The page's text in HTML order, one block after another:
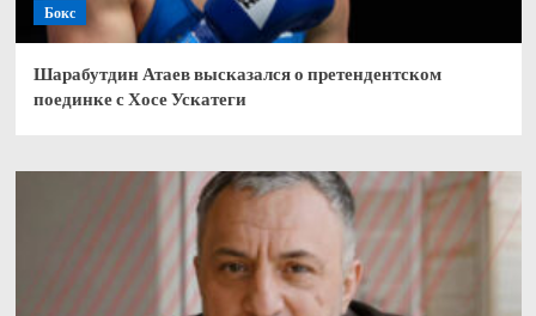
Бокс
Шарабутдин Атаев высказался о претендентском
поединке с Хосе Ускатеги